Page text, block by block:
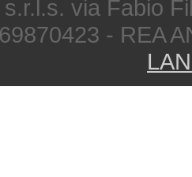
via Fabio
- REA